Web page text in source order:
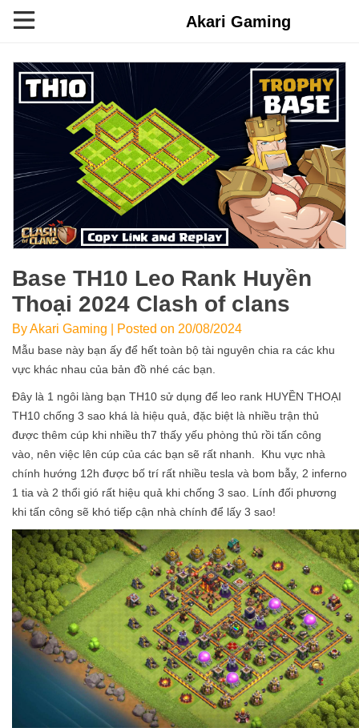
Akari Gaming
Base TH10 Leo Rank Huyền
Thoại 2024 Clash of clans
By Akari Gaming | Posted on 20/08/2024
Mẫu base này bạn ấy để hết toàn bộ tài nguyên chia ra các khu
vực khác nhau của bản đồ nhé các bạn.
Đây là 1 ngôi làng bạn TH10 sử dụng để leo rank HUYỀN THOẠI
TH10 chống 3 sao khá là hiệu quả, đặc biệt là nhiều trận thủ
được thêm cúp khi nhiều th7 thấy yếu phòng thủ rồi tấn công
vào, nên việc lên cúp của các bạn sẽ rất nhanh. Khu vực nhà
chính hướng 12h được bố trí rất nhiều tesla và bom bẫy, 2 inferno
1 tia và 2 thổi gió rất hiệu quả khi chống 3 sao. Lính đối phương
khi tấn công sẽ khó tiếp cận nhà chính để lấy 3 sao!